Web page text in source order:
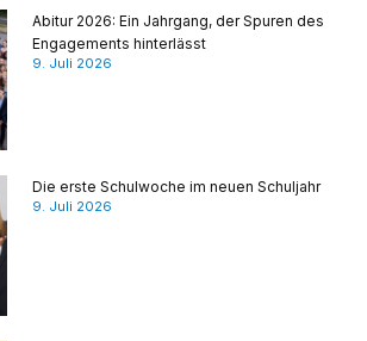
Abitur 2026: Ein Jahrgang, der Spuren des
Engagements hinterlässt
9. Juli 2026
Die erste Schulwoche im neuen Schuljahr
9. Juli 2026